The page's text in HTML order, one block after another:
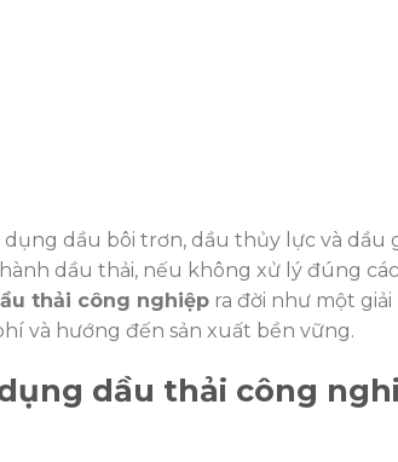
dầu bôi trơn, dầu thủy lực và dầu
dầu thải, nếu không xử lý đúng
thải công nghiệp ra đời như một
và hướng đến sản xuất bền vững.
dầu thải công